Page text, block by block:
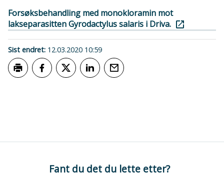
Forsøksbehandling med monokloramin mot
lakseparasitten Gyrodactylus salaris i Driva.
Sist endret 12.03.2020 10:59
Fant du det du lette etter?